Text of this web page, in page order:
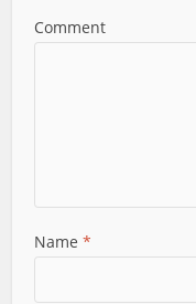
Comment
Name *